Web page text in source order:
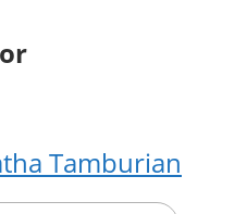
Tamburian